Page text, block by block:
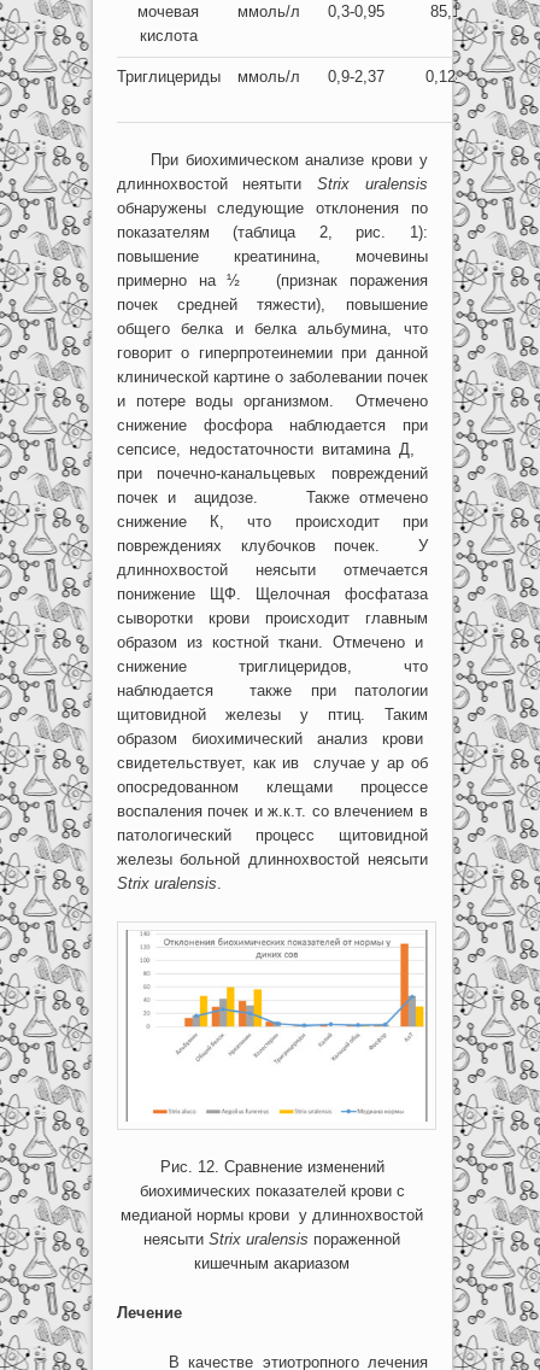
мочевая
кислота
ммоль/л 0,3-0,95 85,1
Триглицериды ммоль/л 0,9-2,37 0,124
При биохимическом анализе крови у
длиннохвостой неятытиStrix
uralensis
обнаружены следующие отклонения по
показателям (таблица 2, рис. 1):
повышение креатинина, мочевины
примерно на ½ (признак поражения
почек средней тяжести), повышение
общего белка и белка альбумина, что
говорит о гиперпротеинемии при данной
клинической картине о заболевании почек
и потере воды организмом. Отмечено
снижение фосфора наблюдается при
сепсисе, недостаточности витамина Д,
при почечно-канальцевых повреждений
почек и ацидозе. Также отмечено
снижение К, что происходит при
повреждениях клубочков почек. У
длиннохвостой неясыти отмечается
понижение ЩФ. Щелочная фосфатаза
сыворотки крови происходит главным
образом из костной ткани. Отмечено и
снижение триглицеридов, что
наблюдается также при патологии
щитовидной железы у птиц. Таким
образом биохимический анализ крови
свидетельствует, как ив случае у ар об
опосредованном клещами процессе
воспаления почек и ж.к.т. со влечением в
патологический процесс щитовидной
железы больной длиннохвостой неясыти
Strix uralensis
Рис. 12. Сравнение изменений
биохимических показателей крови с
медианой нормы крови у длиннохвостой
неясытиStrix uralensis пораженной
кишечным акариазом
Лечение
В качестве этиотропного лечения